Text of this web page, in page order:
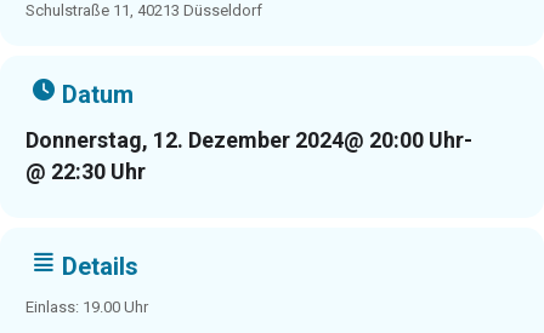
Schulstraße 11, 40213 Düsseldorf
Datum
Donnerstag, 12. Dezember 2024@ 20:00 Uhr-
@ 22:30 Uhr
Details
Einlass: 19.00 Uhr